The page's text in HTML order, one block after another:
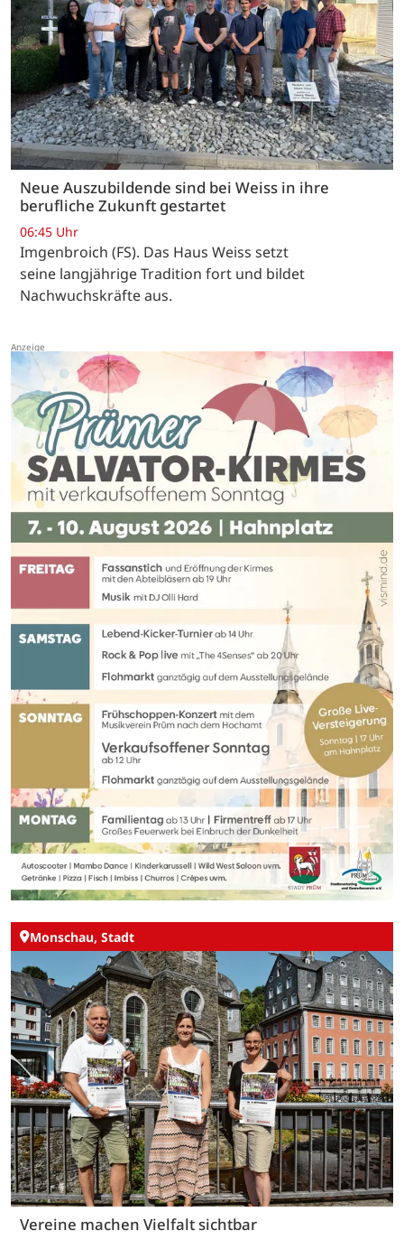
Neue Auszubildende sind bei Weiss in ihre
berufliche Zukunft gestartet
06:45 Uhr
Imgenbroich (FS). Das Haus Weiss setzt
seine langjährige Tradition fort und bildet
Nachwuchskräfte aus.
Monschau, Stadt
Vereine machen Vielfalt sichtbar